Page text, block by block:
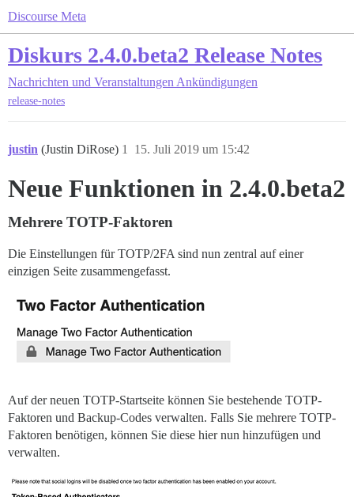
Discourse Meta
Diskurs 2.4.0.beta2 Release Notes
Nachrichten und Veranstaltungen Ankündigungen
release-notes
justin (Justin DiRose) 15. Juli 2019 um 15:42
1
Neue Funktionen in 2.4.0.beta2
Mehrere TOTP-Faktoren
Die Einstellungen für TOTP/2FA sind nun zentral auf einer
einzigen Seite zusammengefasst.
Auf der neuen TOTP-Startseite können Sie bestehende TOTP-
Faktoren und Backup-Codes verwalten. Falls Sie mehrere TOTP-
Faktoren benötigen, können Sie diese hier nun hinzufügen und
verwalten.